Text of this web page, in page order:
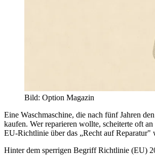
Bild: Option Magazin
Eine Waschmaschine, die nach fünf Jahren
kaufen. Wer reparieren wollte, scheiterte oft
EU-Richtlinie über das „Recht auf Reparatur"
Hinter dem sperrigen Begriff Richtlinie (EU)